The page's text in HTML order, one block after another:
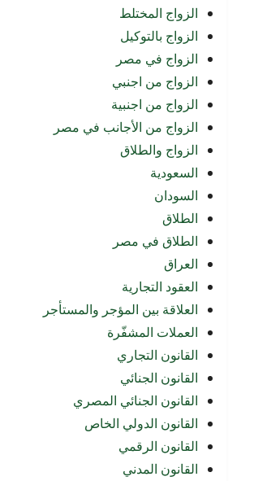
الزواج المختلط
الزواج بالتوكيل
الزواج في مصر
الزواج من اجنبي
الزواج من اجنبية
الزواج من الأجانب في مصر
الزواج والطلاق
السعودية
السودان
الطلاق
الطلاق في مصر
العراق
العقود التجارية
العلاقة بين المؤجر والمستأجر
العملات المشفّرة
القانون التجاري
القانون الجنائي
القانون الجنائي المصري
القانون الدولي الخاص
القانون الرقمي
القانون المدني